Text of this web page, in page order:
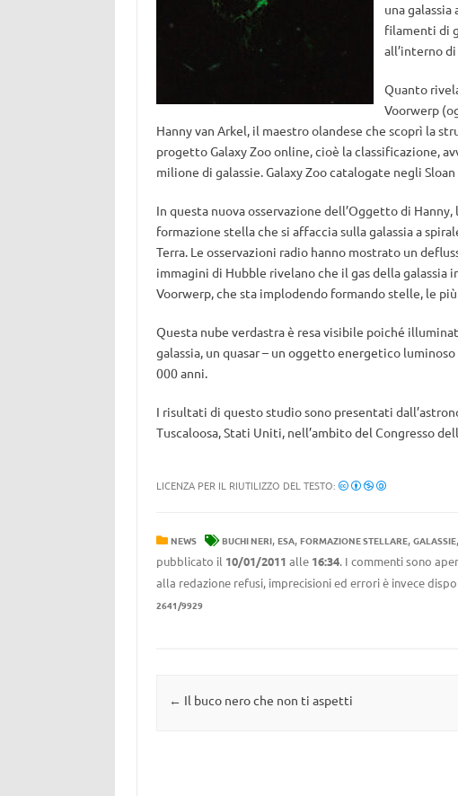
una
filamenti di
all’interno
Quanto
Voorwerp
Hanny van Arkel, il maestro olandese che scoprì la
progetto Galaxy Zoo online, cioè la classificazione,
milione di galassie. Galaxy Zoo catalogate negli
In questa nuova osservazione dell’Oggetto di
formazione stella che si affaccia sulla galassia a
Terra. Le osservazioni radio hanno mostrato un
immagini di Hubble rivelano che il gas della galassia
Voorwerp, che sta implodendo formando stelle, le
Questa nube verdastra è resa visibile poiché
galassia, un quasar – un oggetto energetico
000 anni.
I risultati di questo studio sono presentati
Tuscaloosa, Stati Uniti, nell’ambito del Congresso
LICENZA PER IL RIUTILIZZO DEL TESTO:
NEWS BUCHI NERI, ESA, FORMAZIONE STELLARE, GALASSIE,
pubblicato il 10/01/2011 alle 16:34. I commenti sono
alla redazione refusi, imprecisioni ed errori è invece
2641/9929
Navigazione articolo
← Il buco nero che non ti aspetti